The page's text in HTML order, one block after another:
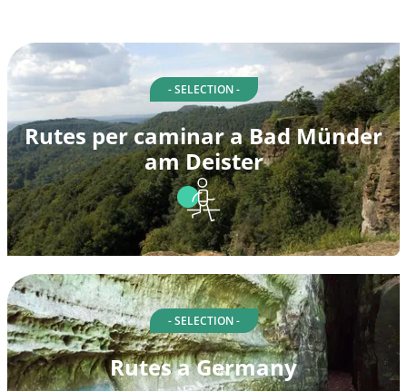
- SELECTION -
Rutes per caminar a Bad Münder
am Deister
- SELECTION -
Rutes a Germany